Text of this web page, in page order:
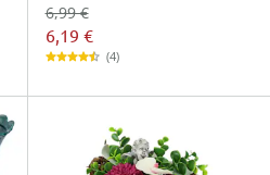
6,99 €
6,19 €
(4)